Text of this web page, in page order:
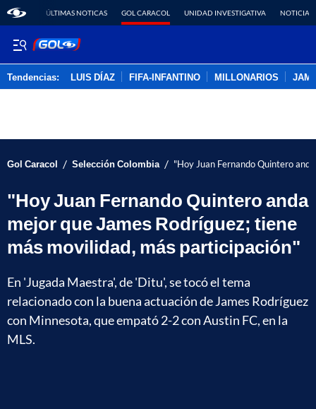
ÚLTIMAS NOTICAS GOL CARACOL UNIDAD INVESTIGATIVA NOTICIAS
Tendencias: LUIS DÍAZ FIFA-INFANTINO MILLONARIOS
Gol Caracol / Selección Colombia / "Hoy Juan Fernando Quintero
"Hoy Juan Fernando Quintero anda
mejor que James Rodríguez; tiene
más movilidad, más participación"
En 'Jugada Maestra', de 'Ditu', se tocó el tema
relacionado con la buena actuación de James Rodríguez
con Minnesota, que empató 2-2 con Austin FC, en la
MLS.